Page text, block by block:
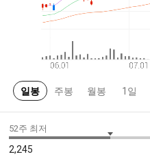
일봉 주봉 월봉 1일
52주 최저
2,245